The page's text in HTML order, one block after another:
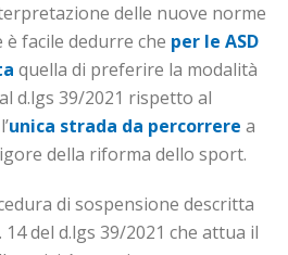
delle nuove norme
facile dedurre che per le ASD
quella di preferire la modalità
d.lgs 39/2021 rispetto al
unica strada da percorrere a
della riforma dello sport.
di sospensione descritta
del d.lgs 39/2021 che attua il